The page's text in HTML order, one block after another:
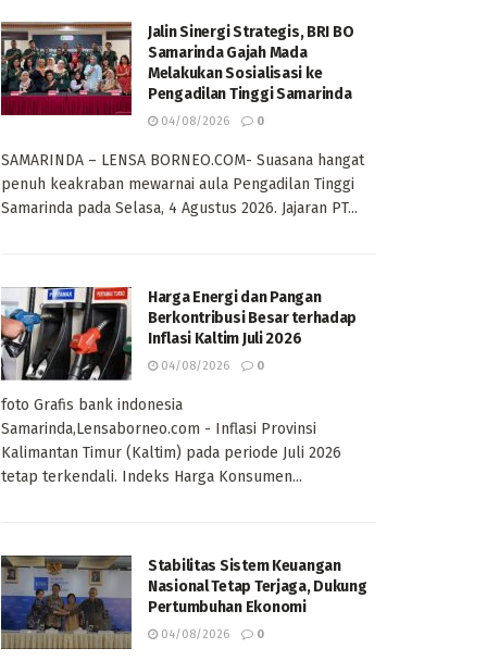
Jalin Sinergi Strategis, BRI BO
Samarinda Gajah Mada
Melakukan Sosialisasi ke
Pengadilan Tinggi Samarinda
04/08/2026 0
SAMARINDA – LENSA BORNEO.COM- Suasana hangat
penuh keakraban mewarnai aula Pengadilan Tinggi
Samarinda pada Selasa, 4 Agustus 2026. Jajaran PT...
Harga Energi dan Pangan
Berkontribusi Besar terhadap
Inflasi Kaltim Juli 2026
04/08/2026 0
foto Grafis bank indonesia
Samarinda,Lensaborneo.com - Inflasi Provinsi
Kalimantan Timur (Kaltim) pada periode Juli 2026
tetap terkendali. Indeks Harga Konsumen...
Stabilitas Sistem Keuangan
Nasional Tetap Terjaga, Dukung
Pertumbuhan Ekonomi
04/08/2026 0